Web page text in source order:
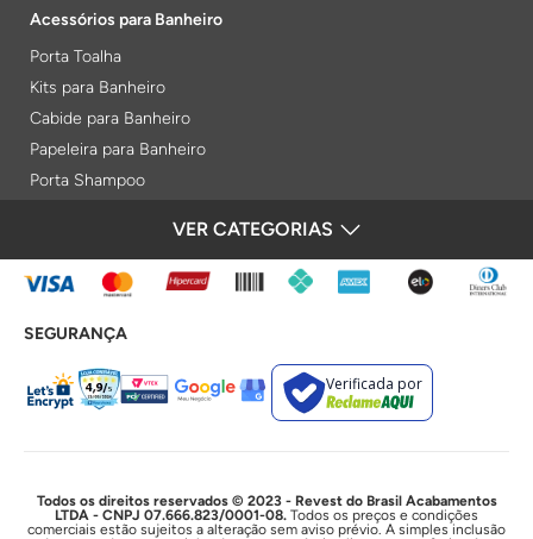
Acessórios para Banheiro
Porta Toalha
Kits para Banheiro
Cabide para Banheiro
Papeleira para Banheiro
Porta Shampoo
Porta Toalha Aquecido
Gabinetes para Banheiro
Lixeiras
Acabamentos e Registros
Bases de Registros
Duchas e Chuveiros
Chuveiros Elétricos
VER CATEGORIAS
FORMAS DE PAGAMENTO
SEGURANÇA
Verificada por
Todos os direitos reservados © 2023 - Revest do Brasil Acabamentos
LTDA - CNPJ 07.666.823/0001-08. Todos os preços e condições
comerciais estão sujeitos a alteração sem aviso prévio. A simples inclusão